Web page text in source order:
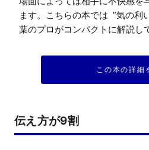
ます。こちらの本では  ”気の利
葉のプロがコンパクトに解説し
この本の詳細
伝え方が9割